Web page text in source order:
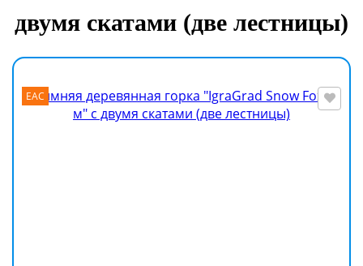
двумя скатами (две лестницы)
EAC